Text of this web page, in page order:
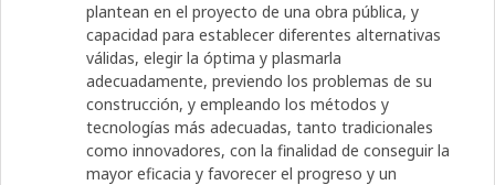
plantean en el proyecto de una obra pública, y
capacidad para establecer diferentes alternativas
válidas, elegir la óptima y plasmarla
adecuadamente, previendo los problemas de su
construcción, y empleando los métodos y
tecnologías más adecuadas, tanto tradicionales
como innovadores, con la finalidad de conseguir la
mayor eficacia y favorecer el progreso y un